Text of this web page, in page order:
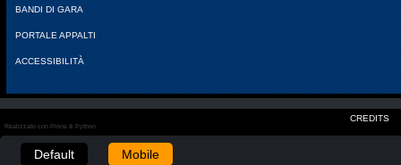
BANDI DI GARA
PORTALE APPALTI
ACCESSIBILITÀ
CREDITS
Realizzato con Plone & Python
Default Mobile